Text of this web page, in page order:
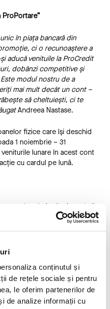
conținutul și
de rețele sociale și pentru
le oferim partenerilor de
de analize informații cu
ProPortare”
în piața bancară din
ci o recunoaștere a
aducă venituile la ProCredit
dobânzi competitive și
modul nostru de a
mai mult decât un cont –
să cheltuiești, ci te
Andreea Nastase.
fizice care își deschid
1 noiembrie – 31
lunare în acest cont
cu cardul pe lună.
de salariu și prima plată
la termen în lei pe 6 luni
pe 6 luni;
pe perioada în care venitul